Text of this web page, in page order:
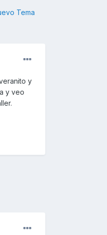
Tema
y
y veo